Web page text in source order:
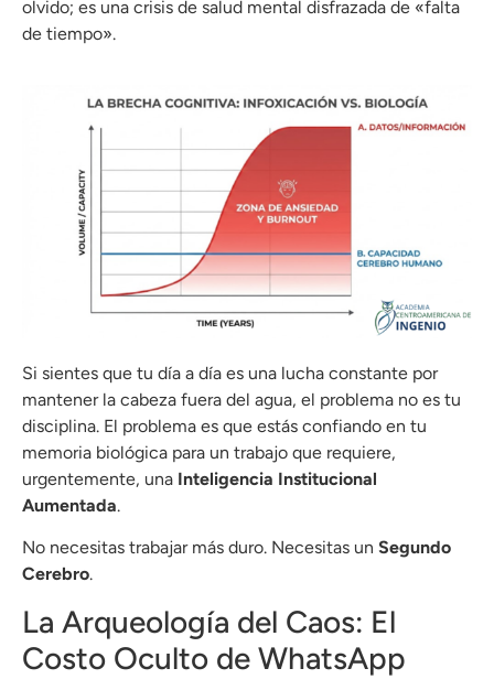
olvido; es una crisis de salud mental disfrazada de «falta
de tiempo».
Si sientes que tu día a día es una lucha constante por
mantener la cabeza fuera del agua, el problema no es tu
disciplina. El problema es que estás confiando en tu
memoria biológica para un trabajo que requiere,
urgentemente, una Inteligencia Institucional
Aumentada.
No necesitas trabajar más duro. Necesitas un Segundo
Cerebro.
La Arqueología del Caos: El
Costo Oculto de WhatsApp